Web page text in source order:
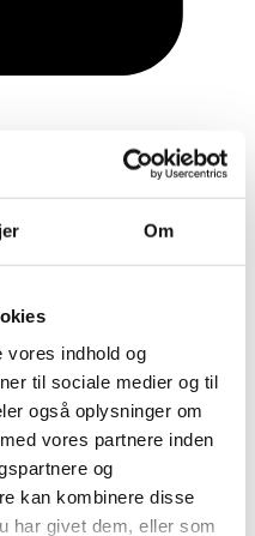
Om
vores indhold og
til sociale medier og til
også oplysninger om
vores partnere inden
og
kan kombinere disse
har givet dem, eller som